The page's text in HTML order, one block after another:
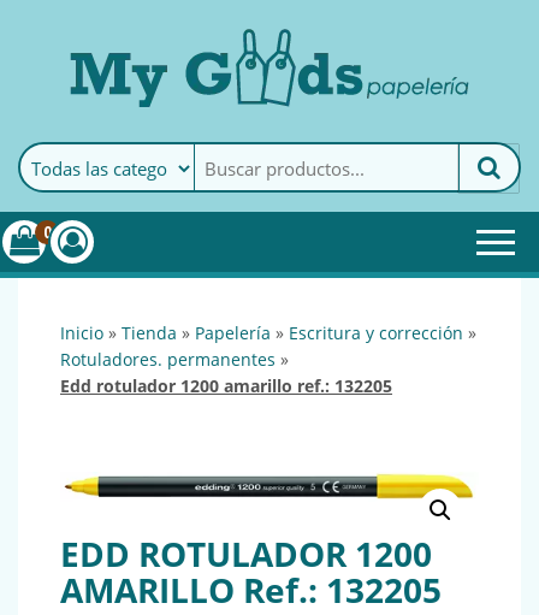
MyGoods · PapeleríaMy Goods es tu papelería
online de confianza. Podrás
encontrar todo lo necesario
0
inicio » tienda » papelería » escritura y corrección »
rotuladores. permanentes »
edd rotulador 1200 amarillo ref.: 132205
EDD ROTULADOR 1200
AMARILLO Ref.: 132205